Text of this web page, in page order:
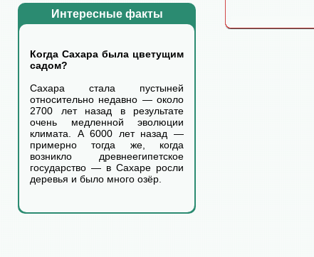
Интересные факты
Когда Сахара была цветущим
садом?
Сахара стала пустыней
относительно недавно — около
2700 лет назад в результате
очень медленной эволюции
климата. А 6000 лет назад —
примерно тогда же, когда
возникло древнеегипетское
государство — в Сахаре росли
деревья и было много озёр.